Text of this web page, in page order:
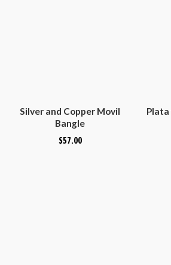
Silver and Copper Movil
Bangle
$57.00
Plata